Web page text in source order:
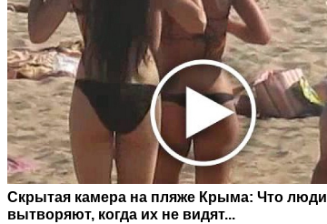
Скрытая камера на пляже Крыма: Что люди
вытворяют, когда их не видят...